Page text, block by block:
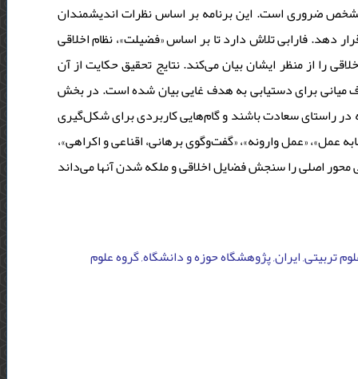
مشخص ضروری است. این برنامه بر اساس نظرات اندیشمندان
فارابی تلاش دارد تا بر اساس «فضیلت»، نظام اخلاقی
را از منظر ایشان بیان می‌کند. نتایج تحقیق حکایت از آن
برای دستیابی به هدف غایی بیان شده است. در بخش
راستای سعادت باشند و گام‌هایی کاربردی برای شکل‌گیری
«عمل وارونه»، «گفت‌وگوی برهانی، اقناعی و اکراهی»،
محور اصلی را سنجش فضایل اخلاقی و ملکه شدن آنها می‌داند
تربیتی, ایران, پژوهشگاه حوزه و دانشگاه, گروه علوم